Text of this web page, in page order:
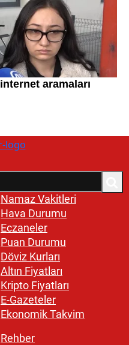
Namaz Vakitleri
Hava Durumu
Eczaneler
Puan Durumu
Döviz Kurları
Altın Fiyatları
Kripto Fiyatları
E-Gazeteler
Ekonomik Takvim
Rehber